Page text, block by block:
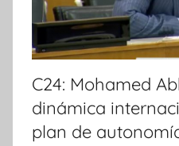
C24: Mohamed
dinámica
plan de